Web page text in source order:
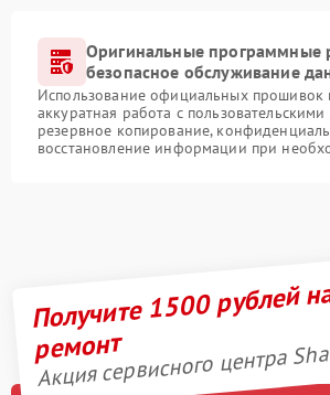
Оригинальные программные
безопасное обслуживание
Использование официальных прошивок
аккуратная работа с
резервное копирование,
восстановление информации при
Получите 1500 рублей
ремонт
Акция сервисного центра